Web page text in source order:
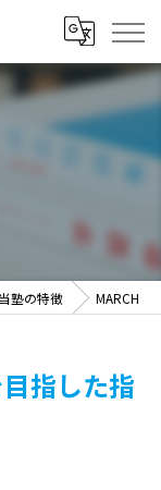
当塾の特徴 MARCH
指した指